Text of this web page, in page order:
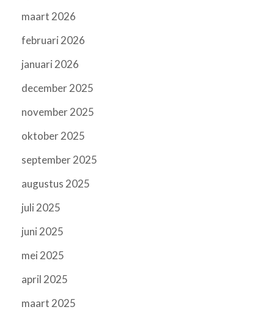
maart 2026
februari 2026
januari 2026
december 2025
november 2025
oktober 2025
september 2025
augustus 2025
juli 2025
juni 2025
mei 2025
april 2025
maart 2025